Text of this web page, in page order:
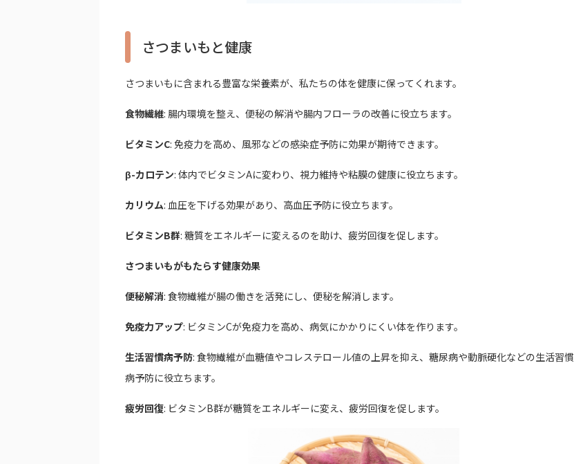
さつまいもと健康
さつまいもに含まれる豊富な栄養素が、私たちの体を健康に保ってくれます。
食物繊維: 腸内環境を整え、便秘の解消や腸内フローラの改善に役立ちます。
ビタミンC: 免疫力を高め、風邪などの感染症予防に効果が期待できます。
β-カロテン: 体内でビタミンAに変わり、視力維持や粘膜の健康に役立ちます。
カリウム: 血圧を下げる効果があり、高血圧予防に役立ちます。
ビタミンB群: 糖質をエネルギーに変えるのを助け、疲労回復を促します。
さつまいもがもたらす健康効果
便秘解消: 食物繊維が腸の働きを活発にし、便秘を解消します。
免疫力アップ: ビタミンCが免疫力を高め、病気にかかりにくい体を作ります。
生活習慣病予防: 食物繊維が血糖値やコレステロール値の上昇を抑え、糖尿病や動脈硬化などの生活習慣
病予防に役立ちます。
疲労回復: ビタミンB群が糖質をエネルギーに変え、疲労回復を促します。